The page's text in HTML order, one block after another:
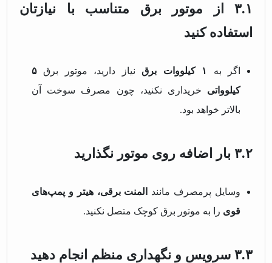
۳.۱ از موتور برق متناسب با نیازتان
استفاده کنید
اگر به ۱ کیلووات برق نیاز دارید، موتور برق ۵
کیلوواتی خریداری نکنید، چون مصرف سوخت آن
بالاتر خواهد بود.
۳.۲ بار اضافه روی موتور نگذارید
وسایل پرمصرف مانند
المنت برقی، هیتر و پمپ‌های
قوی را به موتور برق کوچک متصل نکنید.
۳.۳ سرویس و نگهداری منظم انجام دهید